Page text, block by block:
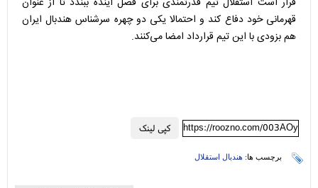
قهرمانی خود دفاع کند و احتمالا یکی دو چهره سرشناس هندبال ایران
هم بزودی با این تیم قرارداد امضا می‌کنند.
کپی لینک https://roozno.com/003AOy
برچسب ها: هندبال استقلال